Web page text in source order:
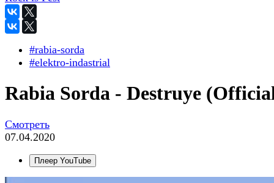
#rabia-sorda
#elektro-indastrial
Rabia Sorda - Destruye
Смотреть
07.04.2020
Плеер YouTube